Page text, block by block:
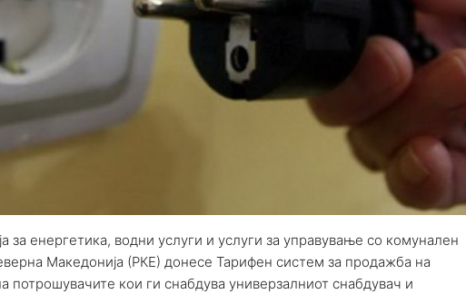
за енергетика, водни услуги и услуги за управување со комунален
Македонија (РКЕ) донесе Тарифен систем за продажба на
потрошувачите кои ги снабдува универзалниот снабдувач и